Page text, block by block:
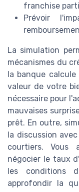
franchise
Prévoir
La simulation
mécanismes du
la banque
valeur de votre
nécessaire pour
mauvaises
prêt. En outre,
la discussion
courtiers. Vous
négocier le taux
les conditions
approfondir la